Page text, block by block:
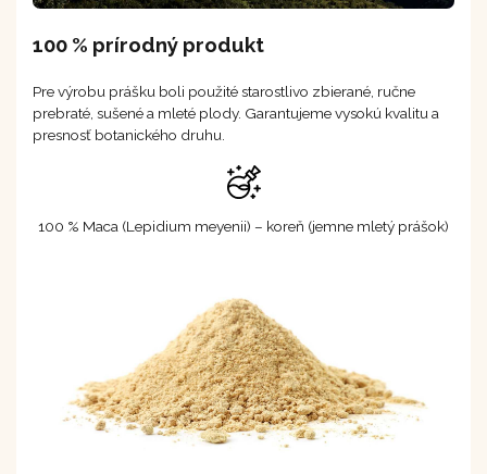
100 % prírodný produkt
Pre výrobu prášku boli použité starostlivo zbierané, ručne
prebraté, sušené a mleté plody. Garantujeme vysokú kvalitu a
presnosť botanického druhu.
100 % Maca (Lepidium meyenii) – koreň (jemne mletý prášok)